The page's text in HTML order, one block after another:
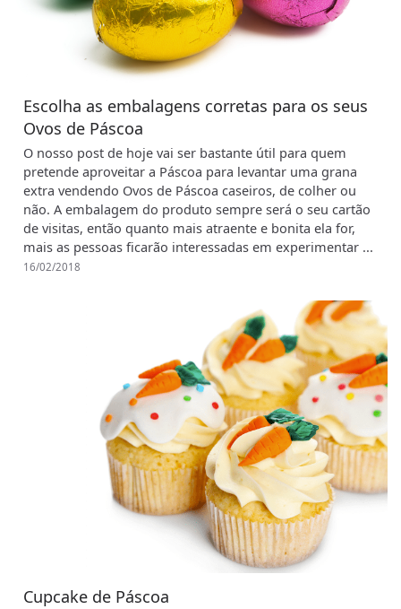
Escolha as embalagens corretas para os seus
Ovos de Páscoa
O nosso post de hoje vai ser bastante útil para quem
pretende aproveitar a Páscoa para levantar uma grana
extra vendendo Ovos de Páscoa caseiros, de colher ou
não. A embalagem do produto sempre será o seu cartão
de visitas, então quanto mais atraente e bonita ela for,
mais as pessoas ficarão interessadas em experimentar ...
16/02/2018
Cupcake de Páscoa